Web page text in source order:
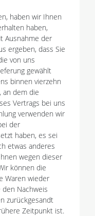
haben wir Ihnen
haben,
Ausnahme der
ergeben, dass Sie
von uns
gewählt
binnen vierzehn
an dem die
Vertrags bei uns
verwenden wir
der
haben, es sei
etwas anderes
wegen dieser
können die
Waren wieder
Nachweis
zurückgesandt
Zeitpunkt ist.